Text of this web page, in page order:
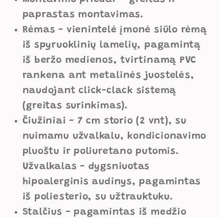
paprastas montavimas.
Rėmas - vienintelė įmonė siūlo rėmą
iš spyruoklinių lamelių, pagamintą
iš beržo medienos, tvirtinamą PVC
rankena ant metalinės juostelės,
naudojant click-clack sistemą
(greitas surinkimas).
Čiužiniai - 7 cm storio (2 vnt), su
nuimamu užvalkalu, kondicionavimo
pluoštu ir poliuretano putomis.
Užvalkalas - dygsniuotas
hipoalerginis audinys, pagamintas
iš poliesterio, su užtrauktuku.
Stalčius - pagamintas iš medžio